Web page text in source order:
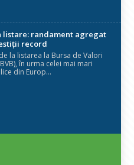
listare: randament agregat
record
la listarea la Bursa de Valori
în urma celei mai mari
din Europ...